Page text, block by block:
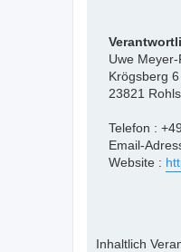
Uwe
Krögsberg 6
23821
Telefon :
Email-
Website :
Inhaltlich